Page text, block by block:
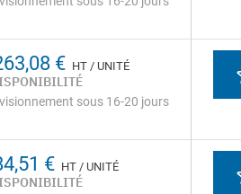
€ HT / UNITÉ
sous 16-20 jours
€ HT / UNITÉ